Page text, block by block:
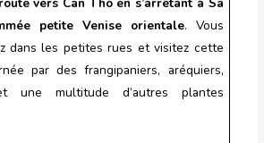
petite Venise orientale. Vous
dans les petites rues et visitez cette
par des frangipaniers, aréquiers,
une multitude d’autres plantes